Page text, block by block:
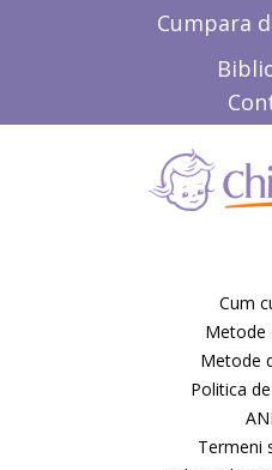
Cumpara
Cum
Metode
Metode
Politica
Termeni